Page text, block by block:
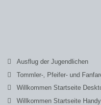
Ausflug der Jugendlichen
Tommler-, Pfeifer- und
Willkommen Startseite
Willkommen Startseite Handy